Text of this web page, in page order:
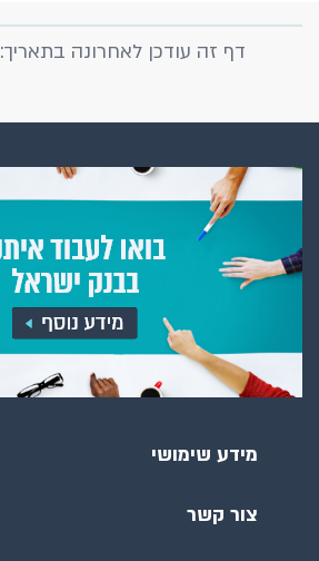
דף זה עודכן לאחרונה בתאריך: 07/12/2025
מידע שימושי
צור קשר